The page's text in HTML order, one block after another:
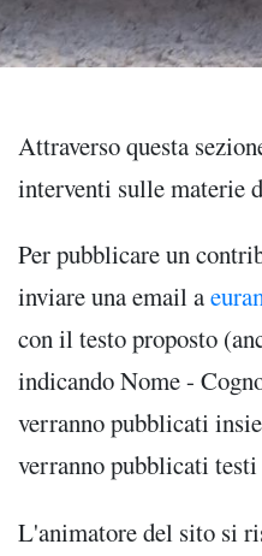
Attraverso questa
interventi sulle materie
Per pubblicare un
inviare una email a
con il testo proposto
indicando Nome -
verranno pubblicati
verranno pubblicati
L'animatore del sito si